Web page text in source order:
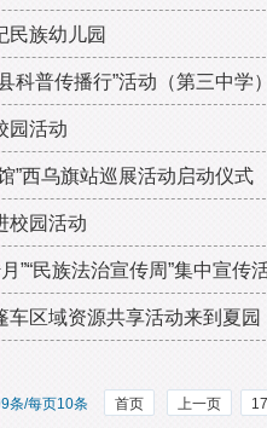
民族幼儿园
普传播行”活动（第三中学）
园活动
”西乌旗站巡展活动启动仪式
校园活动
”“民族法治宣传周”集中宣传
区域资源共享活动来到夏园
条/每页10条 首页 上一页